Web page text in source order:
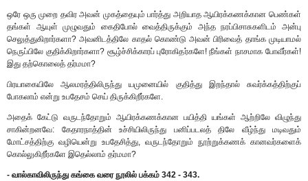
ஒரே ஒரு முறை தவிர அவன் முகத்தையும் பார்த்து அறியாத ஆயிரக்கணக்கான பெண்கள்
தங்கள் ஆயுள் முழுவதும் கைதிபோல் வைத்திருக்கும் அந்த நரப்பிசாசுகளிடம் அன்பு
செலுத்துகிறார்களா? அவனிடத்திலே காதல் கொண்டு அவன் பிரிவைத் தாங்க முடியாமல்
நெருப்பிலே குதிக்கிறார்களா? சூழ்ச்சிக்காரப் புரோகிதர்களே! நீங்கள் நாசமாக போவீர்கள்!
இது தற்கொலைத் தர்மமா?
பிரயாகையிலே ஆலமரத்திலிருந்து யமுனையில் குதித்து இறந்தால் சுவர்க்கத்திற்குப்
போகலாம் என்று உபதேசம் செய் திருக்கிறீர்களே.
அதைக் கேட்டு வருடந்தோறும் ஆயிரக்கணக்கான பயித்தி யங்கள் ஆற்றிலே விழுந்து
சாகின்றனவே: கேதாரநாத்தின் உச்சியிலிருந்து பனிப்படலத் திலே வீழ்ந்து மடிவதும்
மோட்சத்திற்கு வழியென்று உபதேசித்து, வருடந்தோறும் நூற்றுக்கணக் கானவர்களைக்
கொல்லுகிறீர்களே இதெல்லாம் தர்மமா?
- வால்காவிலிருந்து கங்கை வரை நூலில் பக்கம் 342 - 343.